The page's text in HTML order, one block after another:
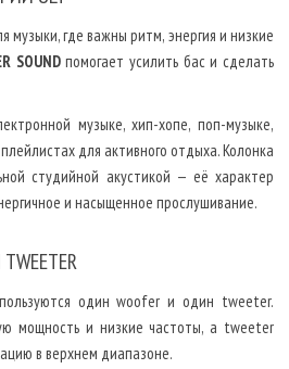
музыки, где важны ритм, энергия и низкие
SOUNDпомогает усилить бас и сделать
музыке, хип-хопе, поп-музыке,
для активного отдыха. Колонка
студийной акустикой — её характер
и насыщенное прослушивание.
один woofer и один tweeter.
мощность и низкие частоты, а tweeter
в верхнем диапазоне.